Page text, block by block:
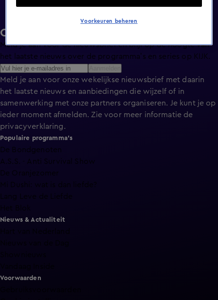
Ontvang de KIJK-nieuwsbrief
Meld je aan voor de nieuwsbrief en blijf op de hoogte van
het laatste nieuws over de programma’s en series op KIJK.
Meld je aan voor onze wekelijkse nieuwsbrief met daarin
het laatste nieuws en aanbiedingen die wijzelf of in
samenwerking met onze partners organiseren. Je kunt je op
ieder moment afmelden. Zie voor meer informatie de
privacyverklaring.
Populaire programma's
De Bondgenoten
A.S.S. - Anti Survival Show
De Oranjezomer
Mi Dushi: wat is dan liefde?
Lang Leve de Liefde
Het Blok
Nieuws & Actualiteit
Voorwaarden
Voorkeuren beheren